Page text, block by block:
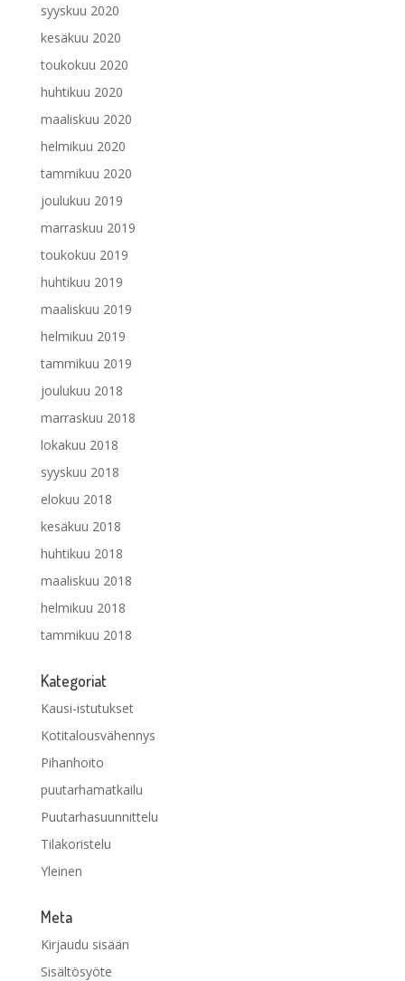
syyskuu 2020
kesäkuu 2020
toukokuu 2020
huhtikuu 2020
maaliskuu 2020
helmikuu 2020
tammikuu 2020
joulukuu 2019
marraskuu 2019
toukokuu 2019
huhtikuu 2019
maaliskuu 2019
helmikuu 2019
tammikuu 2019
joulukuu 2018
marraskuu 2018
lokakuu 2018
syyskuu 2018
elokuu 2018
kesäkuu 2018
huhtikuu 2018
maaliskuu 2018
helmikuu 2018
tammikuu 2018
Kategoriat
Kausi-istutukset
Kotitalousvähennys
Pihanhoito
puutarhamatkailu
Puutarhasuunnittelu
Tilakoristelu
Yleinen
Meta
Kirjaudu sisään
Sisältösyöte